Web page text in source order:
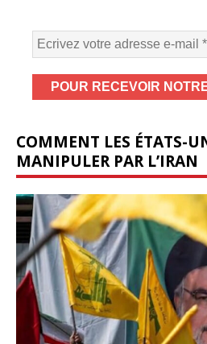
COMMENT LES ÉTATS-
MANIPULER PAR L’IRAN